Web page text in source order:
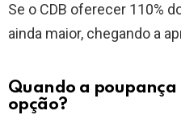
Se o CDB oferecer 110%
ainda maior, chegando a
Quando a poupança
opção?